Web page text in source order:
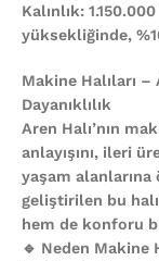
Kalınlık:
yüksekliğinde,
Makine Halıları
Dayanıklılık
Aren Halı’nın
anlayışını, ileri
yaşam
geliştirilen bu
hem de konforu
🔹 Neden Makine